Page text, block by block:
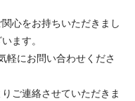
心をお持ちいただきまし
ます。
軽にお問い合わせくださ
ご連絡させていただきま